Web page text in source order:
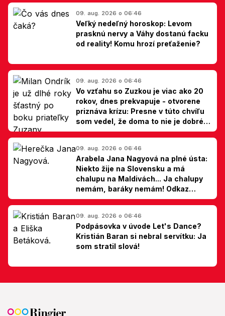
09. aug. 2026 o 06:46
Veľký nedeľný horoskop: Levom
prasknú nervy a Váhy dostanú facku
od reality! Komu hrozí preťaženie?
09. aug. 2026 o 06:46
Vo vzťahu so Zuzkou je viac ako 20
rokov, dnes prekvapuje - otvorene
priznáva krízu: Presne v túto chvíľu
som vedel, že doma to nie je dobré,
hovorí Milan Ondrík
09. aug. 2026 o 06:46
Arabela Jana Nagyová na plné ústa:
Niekto žije na Slovensku a má
chalupu na Maldivách... Ja chalupy
nemám, baráky nemám! Odkaz
Slovákom
09. aug. 2026 o 06:46
Podpásovka v úvode Let's Dance?
Kristián Baran si nebral servítku: Ja
som stratil slová!